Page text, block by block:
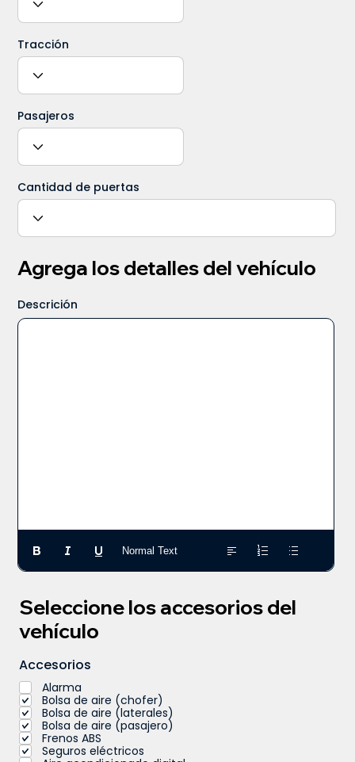
Tracción
Pasajeros
Cantidad de puertas
Agrega los detalles del vehículo
Descrición
Normal Text
Seleccione los accesorios del
vehículo
Accesorios
Alarma
Bolsa de aire (chofer)
Bolsa de aire (laterales)
Bolsa de aire (pasajero)
Frenos ABS
Seguros eléctricos